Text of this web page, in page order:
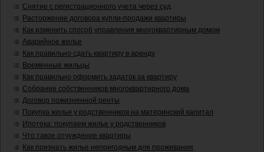
Снятие с регистрационного учета через суд
Расторжение договора купли-продажи квартиры
Как изменить способ управления многоквартирным домом
Аварийное жилье
Как правильно сдать квартиру в аренду
Временные жильцы
Как правильно оформить задаток за квартиру
Собрание собственников многоквартирного дома
Договор пожизненной ренты
Покупка жилья у родственников на материнский капитал
Ипотека: покупаем жилье у родственников
Что такое отчуждение квартиры
Как признать жилье непригодным для проживания